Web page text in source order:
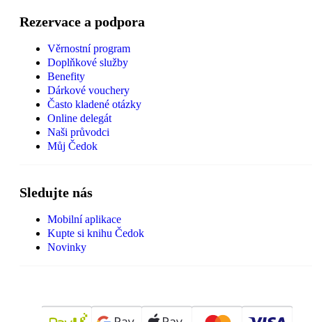
Rezervace a podpora
Věrnostní program
Doplňkové služby
Benefity
Dárkové vouchery
Často kladené otázky
Online delegát
Naši průvodci
Můj Čedok
Sledujte nás
Mobilní aplikace
Kupte si knihu Čedok
Novinky